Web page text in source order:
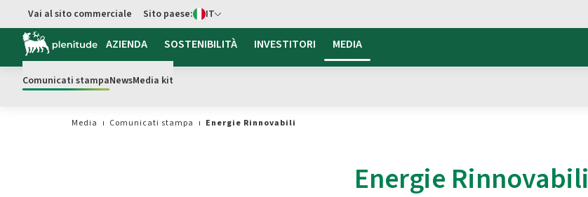
Vai al contenuto principale
Vai al sito commerciale Switch di Lingua
Sito paese: IT
AZIENDA SOSTENIBILITÀ INVESTITORI MEDIA
Comunicati stampaNewsMedia kit
Media Comunicati stampa Energie Rinnovabili
Energie Rinnovabili